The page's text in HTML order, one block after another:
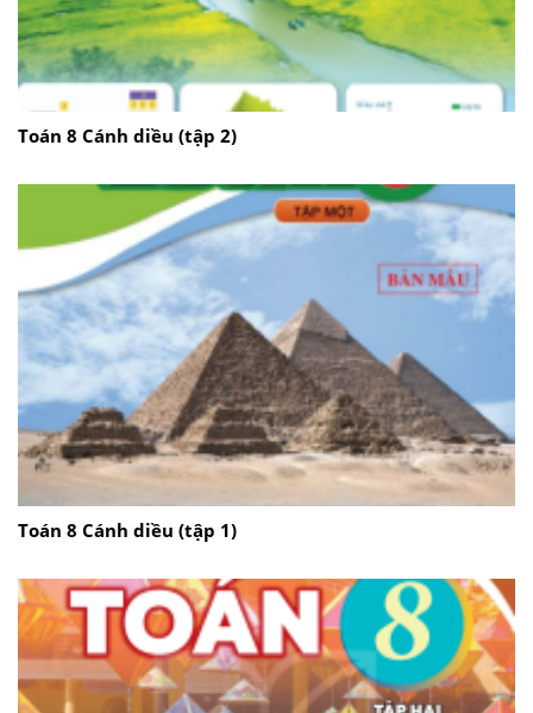
Toán 8 Cánh diều (tập 2)
Toán 8 Cánh diều (tập 1)